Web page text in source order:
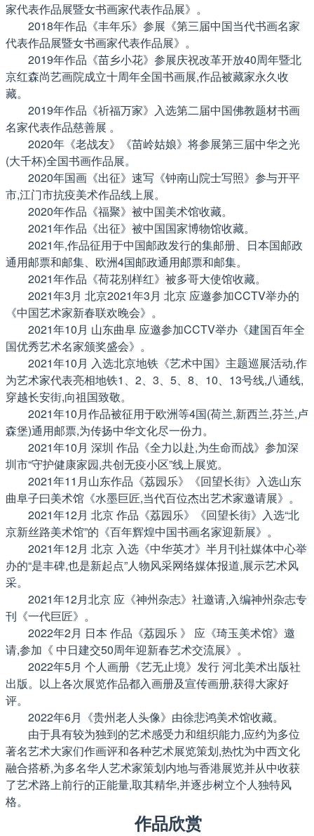
家代表作品展暨女书画家代表作品展》。
2018年作品《丰年乐》参展《第三届中国当代书画名家
代表作品展暨女书画家代表作品展》。
2019年作品《苗乡小花》参展庆祝改革开放40周年暨北
京红森尚艺画院成立十周年全国书画展,作品被藏家永久收
藏。
2019年作品《祈福万家》入选第二届中国佛教题材书画
名家代表作品慈善展 。
2020年《老战友》《苗岭姑娘》将参展第三届中华之光
(大千杯)全国书画作品展。
2020年国画《出征》速写《钟南山院士写照》参与开平
市,江门市抗疫美术作品线上展。
2020年作品《福聚》被中国美术馆收藏。
2021年作品《出征》被中国国家博物馆收藏。
2021年,作品征用于中国邮政发行的集邮册、日本国邮政
通用邮票和邮集、欧洲4国邮政通用邮票和邮集。
2021年作品《荷花别样红》被多哥大使馆收藏。
2021年3月 北京2021年3月 北京 应邀参加CCTV举办的
《中国艺术家新春联欢晚会》。
2021年10月 山东曲阜 应邀参加CCTV举办《建国百年全
国优秀艺术名家颁奖盛会》。
2021年10月 入选北京地铁《艺术中国》主题巡展活动,作
为艺术家代表亮相地铁1、2、3、5、8、10、13号线,八通线,
穿越长安街,向祖国致敬。
2021年10月作品被征用于欧洲等4国(荷兰,新西兰,芬兰,卢
森堡)通用邮票,为传扬中华文化尽一份力。
2021年10月 深圳 作品《全力以赴,为生命而战》参加深
圳市“守护健康家园,共创无疫小区”线上展览。
2021年11月山东作品《荔园乐》《回望长街》入选山东
曲阜子曰美术馆《水墨巨匠,当代百位杰出艺术家邀请展》。
2021年12月 北京 作品《荔园乐》《回望长街》入选“北
京新丝路美术馆”的《百年辉煌中国书画名家迎新展》。
2021年12月 北京 入选《中华英才》半月刊社媒体中心举
办的“是丰碑,也是新起点”人物风采网络媒体报道,展示艺术风
采。
2021年12月北京 应《神州杂志》社邀请,入编神州杂志专
刊《一代巨匠》。
2022年2月 日本 作品《荔园乐 》 应《琦玉美术馆》邀
请,参加《 中日建交50周年迎新春艺术交流展》。
2022年5月 个人画册《艺无止境》发行 河北美术出版社
出版。以上各次展览作品都入画册及宣传画册,获得大家好
评。
2022年6月《贵州老人头像》由徐悲鸿美术馆收藏。
由于具有较为独到的艺术感受力和组织能力,应约为多位
著名艺术大家们作画评和各种艺术展览策划,热忱为中西文化
融合搭桥,为多名华人艺术家策划内地与香港展览并从中收获
了艺术路上前行的正能量,取其精华,并逐步树立个人独特风
格。
作品欣赏